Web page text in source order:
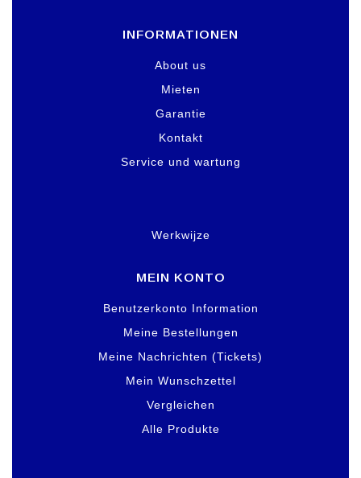
INFORMATIONEN
About us
Mieten
Garantie
Kontakt
Service und wartung
Werkwijze
MEIN KONTO
Benutzerkonto Information
Meine Bestellungen
Meine Nachrichten (Tickets)
Mein Wunschzettel
Vergleichen
Alle Produkte